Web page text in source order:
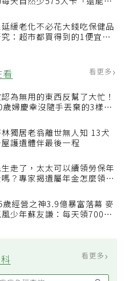
每天自然少575大卡「還能吃
延緩老化不必花大錢吃保健品
究：超市都買得到的1便宜食
看 看更多
認為無用的東西反幫了大忙！
歲婦慶幸沒隨手丟棄的3樣物
林獨居老翁離世無人知 13犬
屋護遺體伴最後一程
生走了，太太可以續領勞保年
嗎？專家揭遺屬年金怎麼領，
歲經營之神3.9億暴富落幕 麥
風少年蘇友謙：每天領700元